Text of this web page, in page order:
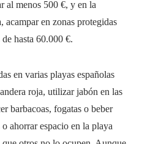
al menos 500 €, y en la
acampar en zonas protegidas
hasta 60.000 €.
en varias playas españolas
roja, utilizar jabón en las
barbacoas, fogatas o beber
ahorrar espacio en la playa